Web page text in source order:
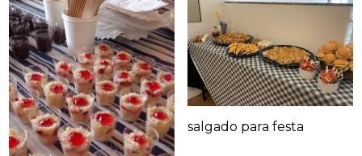
salgado para festa